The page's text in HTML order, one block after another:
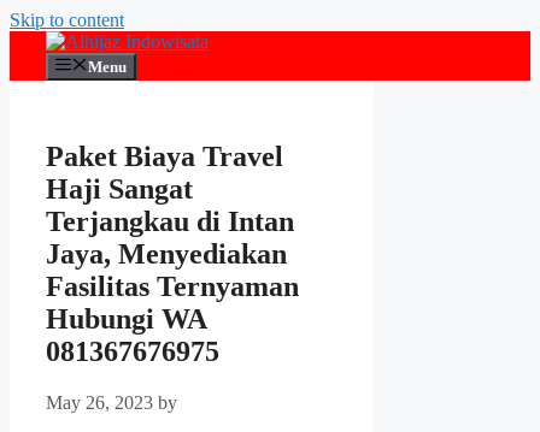
Skip to content
Menu
Paket Biaya Travel
Haji Sangat
Terjangkau di Intan
Jaya, Menyediakan
Fasilitas Ternyaman
Hubungi WA
081367676975
May 26, 2023 by